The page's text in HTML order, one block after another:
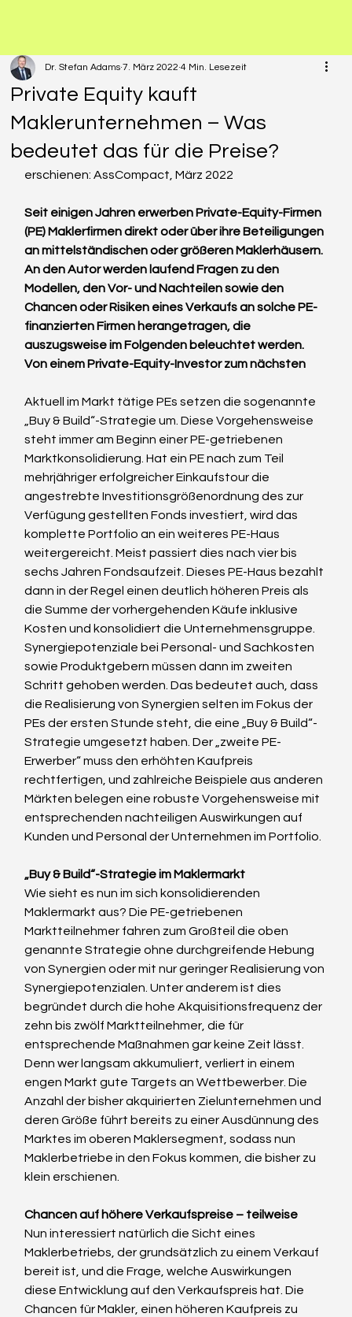
Private Equity kauft
Maklerunternehmen – Was
bedeutet das für die Preise?
Dr. Stefan Adams 7. März 2022 4 Min. Lesezeit
erschienen: AssCompact, März 2022
Seit einigen Jahren erwerben Private-Equity-Firmen
(PE) Maklerfirmen direkt oder über ihre Beteiligungen
an mittelständischen oder größeren Maklerhäusern.
An den Autor werden laufend Fragen zu den
Modellen, den Vor- und Nachteilen sowie den
Chancen oder Risiken eines Verkaufs an solche PE-
finanzierten Firmen herangetragen, die
auszugsweise im Folgenden beleuchtet werden.
Von einem Private-Equity-Investor zum nächsten
Aktuell im Markt tätige PEs setzen die sogenannte
„Buy & Build“-Strategie um. Diese Vorgehensweise
steht immer am Beginn einer PE-getriebenen
Marktkonsolidierung. Hat ein PE nach zum Teil
mehrjähriger erfolgreicher Einkaufstour die
angestrebte Investitionsgrößenordnung des zur
Verfügung gestellten Fonds investiert, wird das
komplette Portfolio an ein weiteres PE-Haus
weitergereicht. Meist passiert dies nach vier bis
sechs Jahren Fondsaufzeit. Dieses PE-Haus bezahlt
dann in der Regel einen deutlich höheren Preis als
die Summe der vorhergehenden Käufe inklusive
Kosten und konsolidiert die Unternehmensgruppe.
Synergiepotenziale bei Personal- und Sachkosten
sowie Produktgebern müssen dann im zweiten
Schritt gehoben werden. Das bedeutet auch, dass
die Realisierung von Synergien selten im Fokus der
PEs der ersten Stunde steht, die eine „Buy & Build“-
Strategie umgesetzt haben. Der „zweite PE-
Erwerber“ muss den erhöhten Kaufpreis
rechtfertigen, und zahlreiche Beispiele aus anderen
Märkten belegen eine robuste Vorgehensweise mit
entsprechenden nachteiligen Auswirkungen auf
Kunden und Personal der Unternehmen im Portfolio.
„Buy & Build“-Strategie im Maklermarkt
Wie sieht es nun im sich konsolidierenden
Maklermarkt aus? Die PE-getriebenen
Marktteilnehmer fahren zum Großteil die oben
genannte Strategie ohne durchgreifende Hebung
von Synergien oder mit nur geringer Realisierung von
Synergiepotenzialen. Unter anderem ist dies
begründet durch die hohe Akquisitionsfrequenz der
zehn bis zwölf Marktteilnehmer, die für
entsprechende Maßnahmen gar keine Zeit lässt.
Denn wer langsam akkumuliert, verliert in einem
engen Markt gute Targets an Wettbewerber. Die
Anzahl der bisher akquirierten Zielunternehmen und
deren Größe führt bereits zu einer Ausdünnung des
Marktes im oberen Maklersegment, sodass nun
Maklerbetriebe in den Fokus kommen, die bisher zu
klein erschienen.
Chancen auf höhere Verkaufspreise – teilweise
Nun interessiert natürlich die Sicht eines
Maklerbetriebs, der grundsätzlich zu einem Verkauf
bereit ist, und die Frage, welche Auswirkungen
diese Entwicklung auf den Verkaufspreis hat. Die
Chancen für Makler, einen höheren Kaufpreis zu